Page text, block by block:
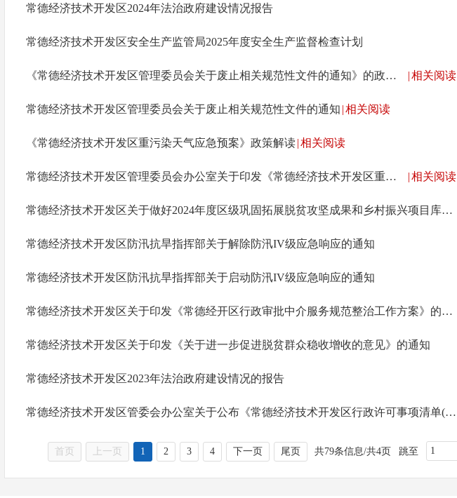
常德经济技术开发区2024年法治政府建设情况报告
常德经济技术开发区安全生产监管局2025年度安全生产监督检查计划
|相关阅读
《常德经济技术开发区管理委员会关于废止相关规范性文件的通知》的政策解读
|相关阅读
常德经济技术开发区管理委员会关于废止相关规范性文件的通知
|相关阅读
《常德经济技术开发区重污染天气应急预案》政策解读
|相关阅读
常德经济技术开发区管理委员会办公室关于印发《常德经济技术开发区重污染天气应急预案》的通知
常德经济技术开发区关于做好2024年度区级巩固拓展脱贫攻坚成果和乡村振兴项目库动态调整工作的通知
常德经济技术开发区防汛抗旱指挥部关于解除防汛IV级应急响应的通知
常德经济技术开发区防汛抗旱指挥部关于启动防汛IV级应急响应的通知
常德经济技术开发区关于印发《常德经开区行政审批中介服务规范整治工作方案》的通知
常德经济技术开发区关于印发《关于进一步促进脱贫群众稳收增收的意见》的通知
常德经济技术开发区2023年法治政府建设情况的报告
常德经济技术开发区管委会办公室关于公布《常德经济技术开发区行政许可事项清单(2023年版)》的通知
首页 上一页 1 2 3 4 下一页 尾页 共79条信息/共4页 跳至